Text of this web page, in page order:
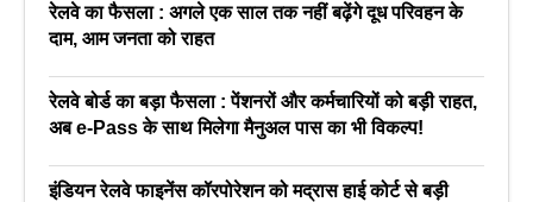
रेलवे का फैसला : अगले एक साल तक नहीं बढ़ेंगे दूध परिवहन के
दाम, आम जनता को राहत
रेलवे बोर्ड का बड़ा फैसला : पेंशनरों और कर्मचारियों को बड़ी राहत,
अब e-Pass के साथ मिलेगा मैनुअल पास का भी विकल्प!
इंडियन रेलवे फाइनेंस कॉरपोरेशन को मद्रास हाई कोर्ट से बड़ी